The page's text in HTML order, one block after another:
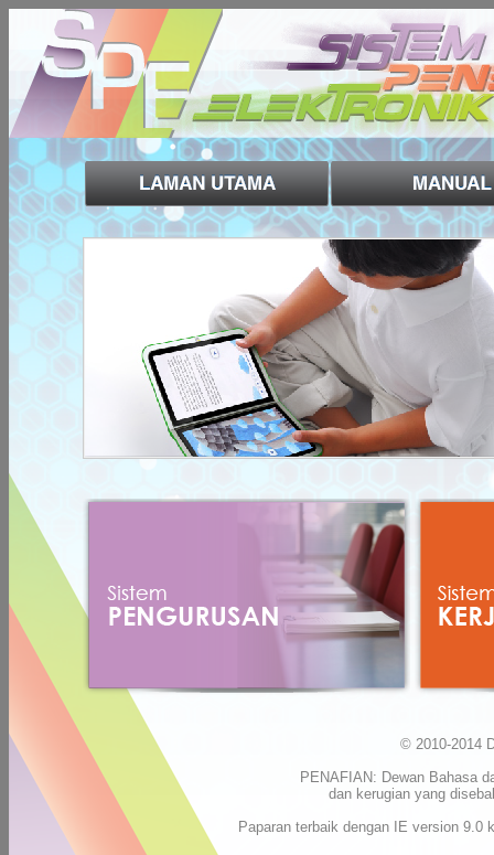
© 2010-2014
PENAFIAN: Dewan Bahasa
dan kerugian yang
Paparan terbaik dengan IE version